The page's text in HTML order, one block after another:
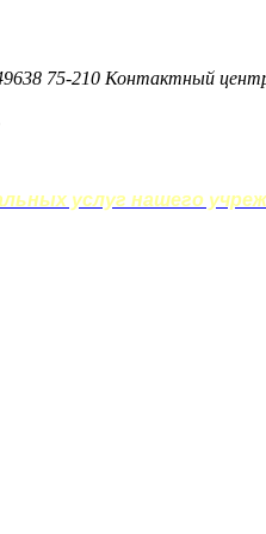
75-210 Контактный
услуг нашего